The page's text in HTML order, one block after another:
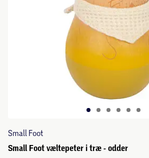
Small Foot
Small Foot væltepeter i træ - odder